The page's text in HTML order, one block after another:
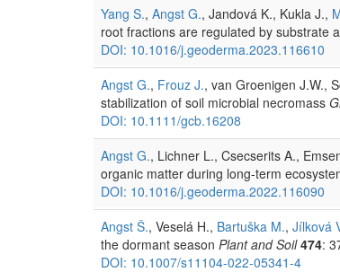
Yang S., Angst G., Jandová K., Kukla J.,
root fractions are regulated by substrate
DOI: 10.1016/j.geoderma.2023.116610
Angst G., Frouz J., van Groenigen J.W.,
stabilization of soil microbial necromass
DOI: 10.1111/gcb.16208
Angst G., Lichner L., Csecserits A.,
organic matter during long-term
DOI: 10.1016/j.geoderma.2022.116090
Angst Š., Veselá H., Bartuška M., Jílková
the dormant season Plant and Soil 474:
DOI: 10.1007/s11104-022-05341-4